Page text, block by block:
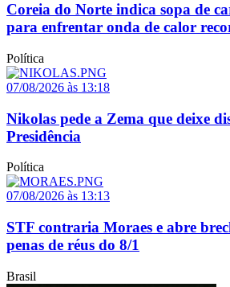
Coreia do Norte indica sopa de
para enfrentar onda de calor
Política
07/08/2026 às 13:18
Nikolas pede a Zema que deixe
Presidência
Política
07/08/2026 às 13:13
STF contraria Moraes e abre
penas de réus do 8/1
Brasil